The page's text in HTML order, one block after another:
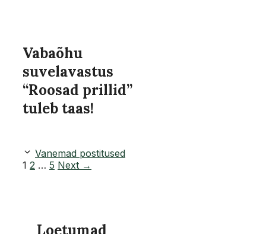
Vabaõhu
suvelavastus
“Roosad prillid”
tuleb taas!
Vanemad postitused
Page
1 Page
2 … Page
5 Next →
Loetumad